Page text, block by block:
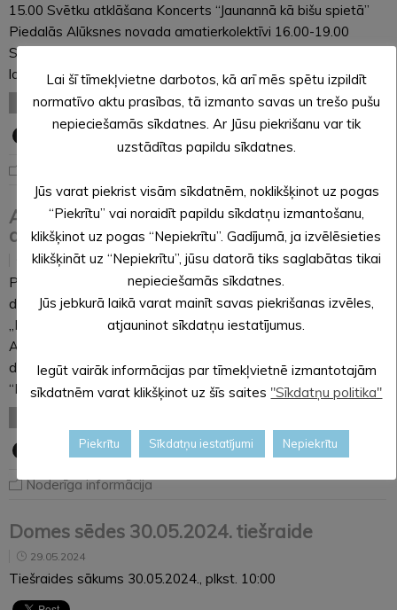
15.00 Svētku atklāšana Koncerts “Jaunannā kā bišu spietā”
Piedalās Alūksnes novada amatierkolektīvi 16.00-19.00
Sadraudzības pēcpusdiena ar zaļumballes dančiem Svētku
laikā būs iespēja • iesaistīties aktīvās…
LASĪT VISU
Alūksnes ezera peldvietu ūdens kvalitāte
atbilstoša
29.05.2024
Pēc pašvaldības iestādes “ALJA” pasūtījuma Pārtikas
drošības, dzīvnieku veselības un vides zinātniskais institūts
„BIOR” 23.05.2024. veica peldvietu ūdens kvalitātes kontroli
Alūksnes ezera peldēšanas vietās “Pilssala”, “Vējiņš”, “Zirgu
dzirdinātava”, “Kolberģa pludmale”, “Šūpalas”, “Spieķi”,
“Melnums”. Ūdens paraugu rezultāti liecina, ka rādītāji atbilst…
Noderīga informācija
Domes sēdes 30.05.2024. tiešraide
29.05.2024
Tiešraides sākums 30.05.2024., plkst. 10:00
Lai šī tīmekļvietne darbotos, kā arī mēs spētu izpildīt
normatīvo aktu prasības, tā izmanto savas un trešo pušu
nepieciešamās sīkdatnes. Ar Jūsu piekrišanu var tik
uzstādītas papildu sīkdatnes.
Jūs varat piekrist visām sīkdatnēm, noklikšķinot uz pogas
“Piekrītu” vai noraidīt papildu sīkdatņu izmantošanu,
klikšķinot uz pogas “Nepiekrītu”. Gadījumā, ja izvēlēsieties
klikšķināt uz “Nepiekrītu”, jūsu datorā tiks saglabātas tikai
nepieciešamās sīkdatnes.
Jūs jebkurā laikā varat mainīt savas piekrišanas izvēles,
atjauninot sīkdatņu iestatījumus.
Iegūt vairāk informācijas par tīmekļvietnē izmantotajām
sīkdatnēm varat klikšķinot uz šīs saites "Sīkdatņu politika"
Piekrītu Sīkdatņu iestatījumi Nepiekrītu